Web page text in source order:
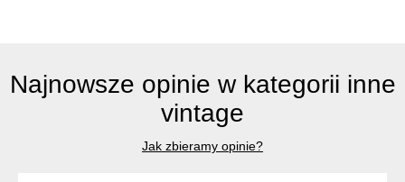
Najnowsze opinie w kategorii inne
vintage
Jak zbieramy opinie?